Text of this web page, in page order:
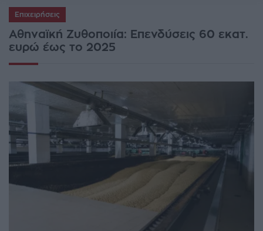
Επιχειρήσεις
Αθηναϊκή Ζυθοποιία: Επενδύσεις 60 εκατ.
ευρώ έως το 2025